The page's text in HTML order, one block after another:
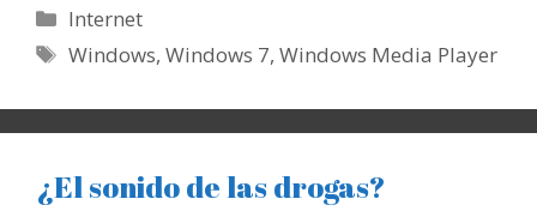
Categorías
Internet
Etiquetas
Windows,Windows 7,Windows Media Player
¿El sonido de las drogas?